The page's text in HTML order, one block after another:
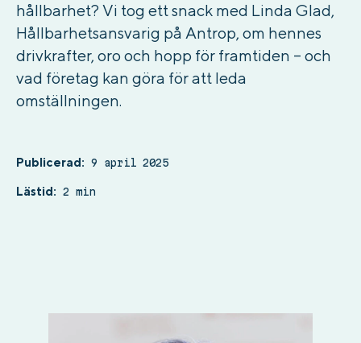
hållbarhet? Vi tog ett snack med Linda Glad,
Hållbarhetsansvarig på Antrop, om hennes
drivkrafter, oro och hopp för framtiden – och
vad företag kan göra för att leda
omställningen.
Publicerad: 9 april 2025
Lästid: 2 min